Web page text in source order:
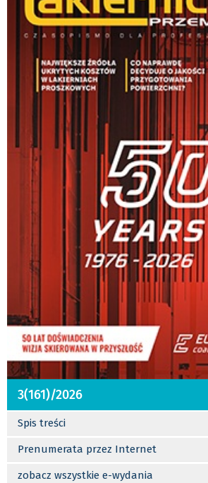
3(161)/2026
Spis treści
Prenumerata przez Internet
zobacz wszystkie e-wydania